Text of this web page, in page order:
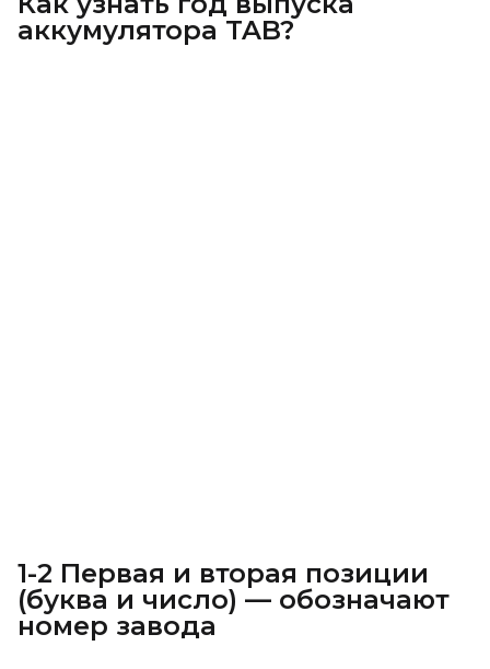
аккумулятора TAB?
1-2 Первая и вторая позиции
(буква и число) — обозначают
номер завода